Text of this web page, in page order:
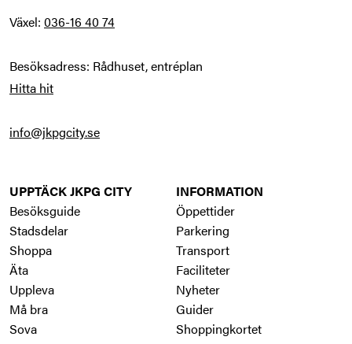
Växel: 036-16 40 74
Hitta hit
info@jkpgcity.se
UPPTÄCK JKPG CITY
Besöksguide
Stadsdelar
Shoppa
Äta
Uppleva
Må bra
Sova
INFORMATION
Öppettider
Parkering
Transport
Faciliteter
Nyheter
Guider
Shoppingkortet